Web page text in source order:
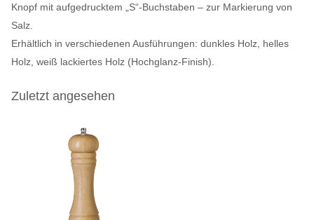
Knopf mit aufgedrucktem „S“-Buchstaben – zur Markierung von
Salz.
Erhältlich in verschiedenen Ausführungen: dunkles Holz, helles
Holz, weiß lackiertes Holz (Hochglanz-Finish).
Zuletzt angesehen